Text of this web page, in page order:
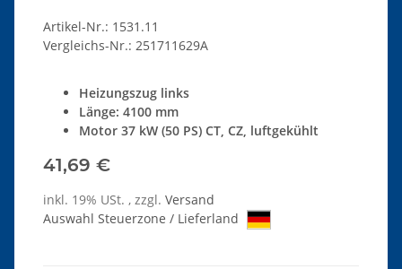
Artikel-Nr.: 1531.11
Vergleichs-Nr.: 251711629A
Heizungszug links
Länge: 4100 mm
Motor 37 kW (50 PS) CT, CZ, luftgekühlt
41,69 €
inkl. 19% USt. , zzgl. Versand
Auswahl Steuerzone / Lieferland